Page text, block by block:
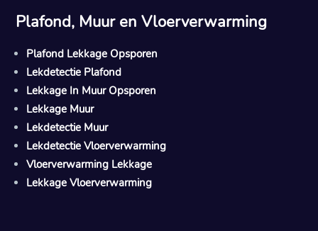
Plafond, Muur en Vloerverwarming
Plafond Lekkage Opsporen
Lekdetectie Plafond
Lekkage In Muur Opsporen
Lekkage Muur
Lekdetectie Muur
Lekdetectie Vloerverwarming
Vloerverwarming Lekkage
Lekkage Vloerverwarming